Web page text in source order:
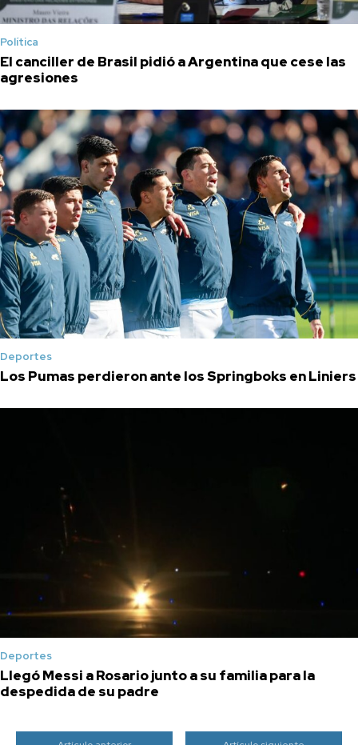
Política
El canciller de Brasil pidió a Argentina que cese las
agresiones
Deportes
Los Pumas perdieron ante los Springboks en Liniers
Deportes
Llegó Messi a Rosario junto a su familia para la
despedida de su padre